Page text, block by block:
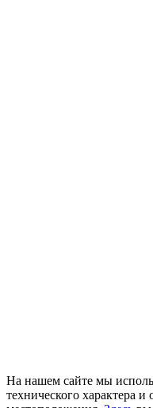
На нашем сайте мы
технического характера